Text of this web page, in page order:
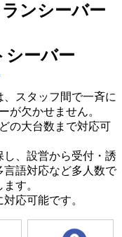
ンシーバー
シーバー
スタッフ間で一斉に
が欠かせません。
の大台数まで対応可
、設営から受付・誘
語対応など多人数で
す。
応可能です。